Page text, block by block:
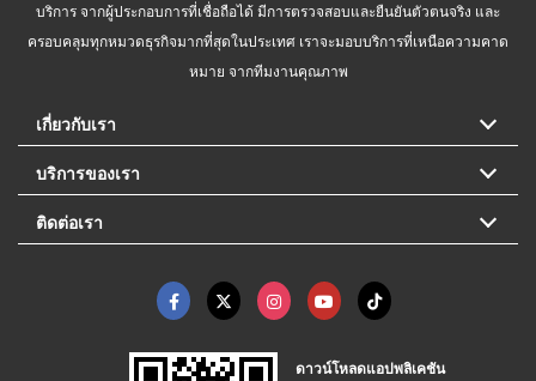
บริการ จากผู้ประกอบการที่เชื่อถือได้ มีการตรวจสอบและยืนยันตัวตนจริง และ
ครอบคลุมทุกหมวดธุรกิจมากที่สุดในประเทศ เราจะมอบบริการที่เหนือความคาด
หมาย จากทีมงานคุณภาพ
เกี่ยวกับเรา
บริการของเรา
ติดต่อเรา
ดาวน์โหลดแอปพลิเคชัน